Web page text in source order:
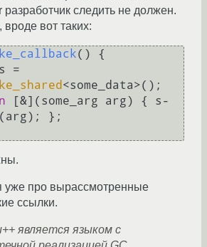
разработчик следить не должен.
вот таких:
()
{
=
<some_data>();
[&](some_arg arg) { s-
(arg); };
уже про вырассмотренные
ссылки.
является языком с